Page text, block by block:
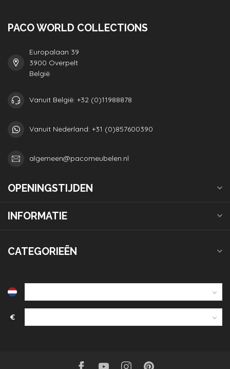
PACO WORLD COLLECTIONS
Europalaan 39
3900 Overpelt
België
Vanuit België: +32 (0)11988878
Vanuit Nederland: +31 (0)857600390
algemeen@pacomeubelen.nl
OPENINGSTIJDEN
INFORMATIE
CATEGORIEËN
€